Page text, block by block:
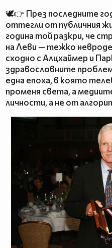
🕊️👉 През последните
оттегли от публичния
година той разкри, че
на Леви — тежко
сходно с Алцхаймер и
здравословните
една епоха, в която
променя света, а
личности, а не от